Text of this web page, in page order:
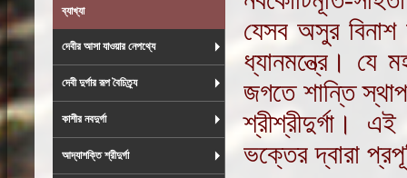
ব্যাখ্যা
দেবীর আসা যাওয়ার নেপথ্যে
দেবী দুর্গার রূপ বৈচিত্র্য
কাশীর নবদুর্গা
আদ্যাশক্তি শ্রীদুর্গা
যেসব অসুর বিনাশ
ধ্যানমন্ত্রে। যে
জগতে শান্তি
শ্রীশ্রীদুর্গা।
ভক্তের দ্বারা